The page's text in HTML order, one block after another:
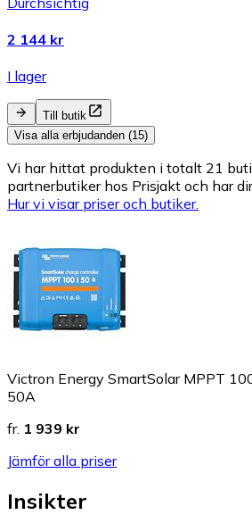
2 144 kr
I lager
Till butik
Visa alla erbjudanden (15)
Vi har hittat produkten i totalt 21
partnerbutiker hos Prisjakt och har
Hur vi visar priser och butiker.
Victron Energy SmartSolar MPPT
50A
fr. 1 939 kr
Jämför alla priser
Insikter